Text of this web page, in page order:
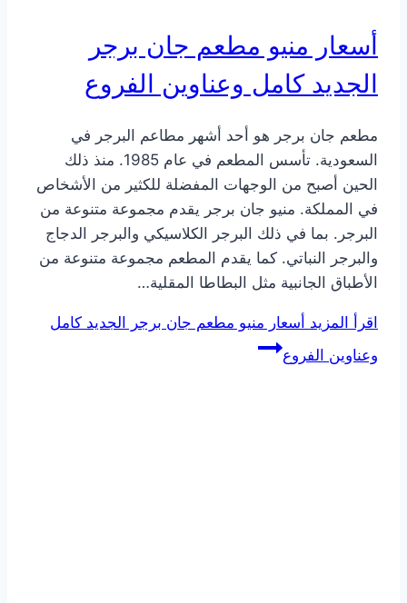
أسعار منيو مطعم جان برجر
الجديد كامل وعناوين الفروع
مطعم جان برجر هو أحد أشهر مطاعم البرجر في
السعودية. تأسس المطعم في عام 1985. منذ ذلك
الحين أصبح من الوجهات المفضلة للكثير من الأشخاص
في المملكة. منيو جان برجر يقدم مجموعة متنوعة من
البرجر. بما في ذلك البرجر الكلاسيكي والبرجر الدجاج
والبرجر النباتي. كما يقدم المطعم مجموعة متنوعة من
الأطباق الجانبية مثل البطاطا المقلية…
اقرأ المزيد أسعار منيو مطعم جان برجر الجديد كامل
وعناوين الفروع